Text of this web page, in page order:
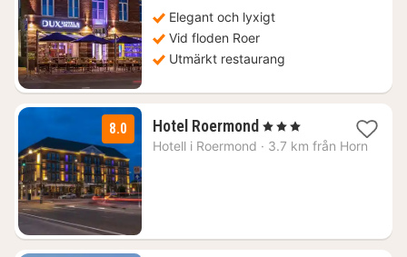
Elegant och lyxigt
Vid floden Roer
Utmärkt restaurang
8.0 Hotel Roermond 1
natt
, 3 Stjärnor
Hotell i Roermond · 3.7 km från Horn